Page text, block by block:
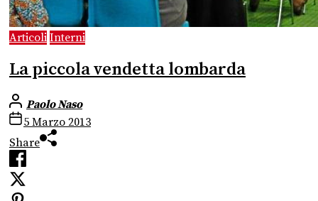
Articoli Interni
La piccola vendetta lombarda
Paolo Naso
5 Marzo 2013
Share